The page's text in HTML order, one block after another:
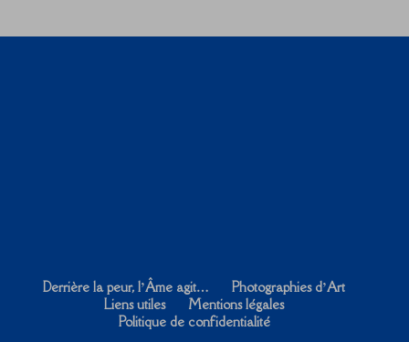
Derrière la peur, l’Âme agit…
Photographies d’Art
Liens utiles
Mentions légales
Politique de confidentialité